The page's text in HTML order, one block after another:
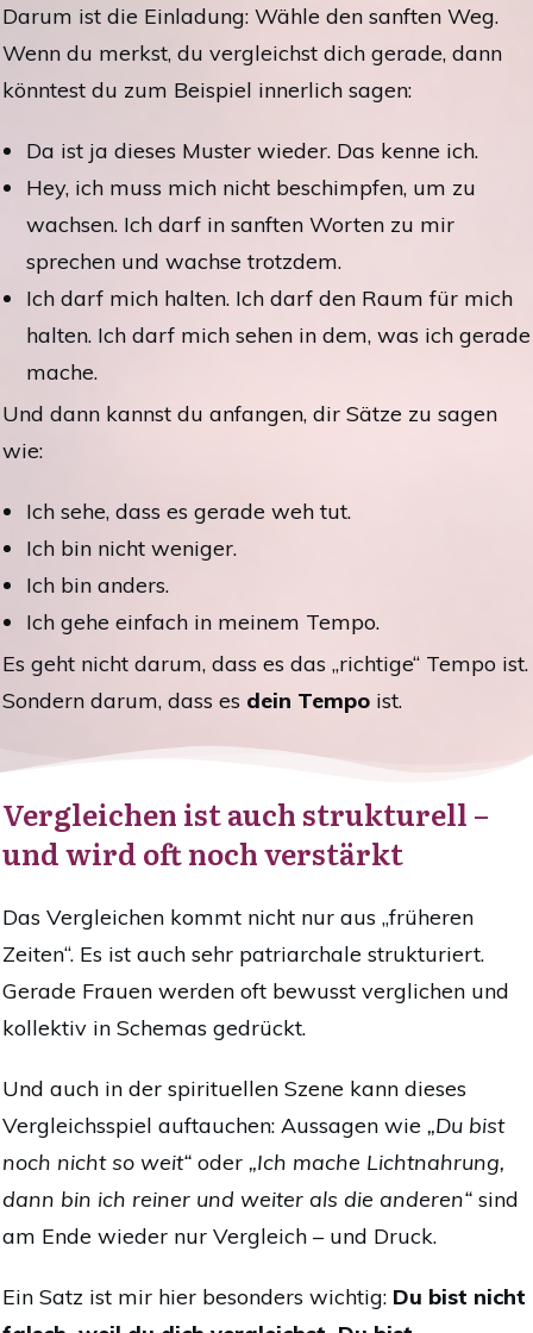
Darum ist die Einladung: Wähle den sanften Weg.
Wenn du merkst, du vergleichst dich gerade, dann
könntest du zum Beispiel innerlich sagen:
Da ist ja dieses Muster wieder. Das kenne ich.
Hey, ich muss mich nicht beschimpfen, um zu
wachsen. Ich darf in sanften Worten zu mir
sprechen und wachse trotzdem.
Ich darf mich halten. Ich darf den Raum für mich
halten. Ich darf mich sehen in dem, was ich gerade
mache.
Und dann kannst du anfangen, dir Sätze zu sagen
wie:
Ich sehe, dass es gerade weh tut.
Ich bin nicht weniger.
Ich bin anders.
Ich gehe einfach in meinem Tempo.
Es geht nicht darum, dass es das „richtige“ Tempo ist.
Sondern darum, dass es dein Tempo ist.
Vergleichen ist auch strukturell –
und wird oft noch verstärkt
Das Vergleichen kommt nicht nur aus „früheren
Zeiten“. Es ist auch sehr patriarchale strukturiert.
Gerade Frauen werden oft bewusst verglichen und
kollektiv in Schemas gedrückt.
Und auch in der spirituellen Szene kann dieses
Vergleichsspiel auftauchen: Aussagen wie „Du bist
noch nicht so weit“ oder „Ich mache Lichtnahrung,
dann bin ich reiner und weiter als die anderen“ sind
am Ende wieder nur Vergleich – und Druck.
Ein Satz ist mir hier besonders wichtig: Du bist nicht